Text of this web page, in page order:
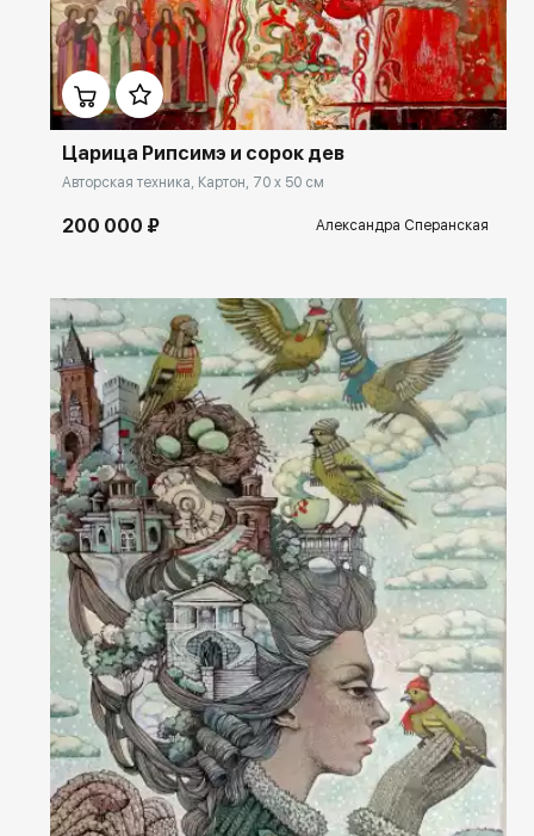
Домен: rakovgallery.ru
Царица Рипсимэ и сорок дев
Авторская техника, Картон, 70 x 50 см
200 000 ₽ Александра Сперанская
Домен: rakovgallery.ru